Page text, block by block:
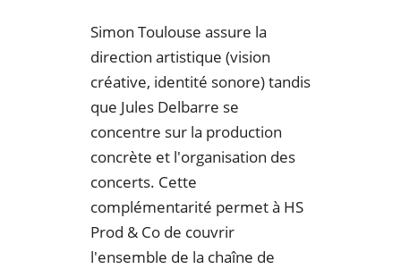
Simon Toulouse assure la
direction artistique (vision
créative, identité sonore) tandis
que Jules Delbarre se
concentre sur la production
concrète et l'organisation des
concerts. Cette
complémentarité permet à HS
Prod & Co de couvrir
l'ensemble de la chaîne de